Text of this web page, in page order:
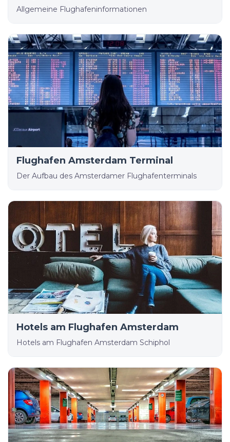
Allgemeine Flughafeninformationen
Flughafen Amsterdam Terminal
Der Aufbau des Amsterdamer Flughafenterminals
Hotels am Flughafen Amsterdam
Hotels am Flughafen Amsterdam Schiphol